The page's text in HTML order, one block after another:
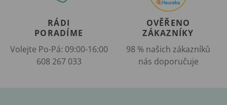
RÁDI
PORADÍME
Volejte Po-Pá: 09:00-16:00
608 267 033
OVĚŘENO
ZÁKAZNÍKY
98 % našich zákazníků
nás doporučuje